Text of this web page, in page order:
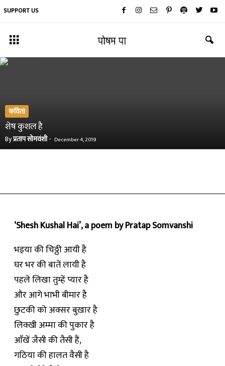
SUPPORT US
कविता
शेष कुशल है
Byप्रताप सोमवंशी- December 4, 2019
‘Shesh Kushal Hai’, a poem by Pratap Somvanshi
भइया की चिठ्ठी आयी है
घर भर की बातें लायी है
पहले लिखा तुम्हें प्यार है
और आगे भाभी बीमार है
छुटकी को अक्सर बुख़ार है
लिक्खी अम्मा की पुकार है
आँखें जैसी की तैसी हैं,
गठिया की हालत वैसी है